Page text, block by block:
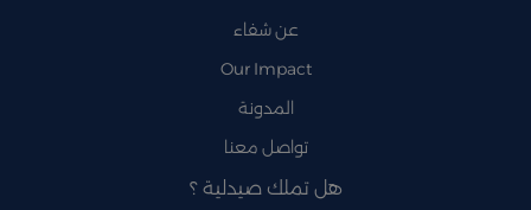
عن شفاء
Our Impact
المدونة
تواصل معنا
هل تملك صيدلية ؟